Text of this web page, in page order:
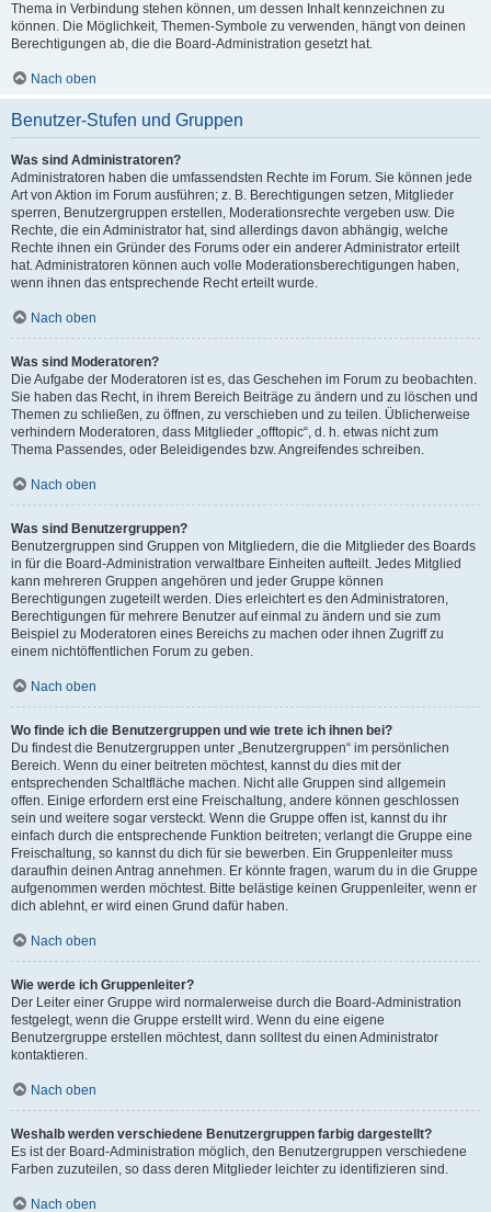
Thema in Verbindung stehen können, um dessen Inhalt kennzeichnen zu
können. Die Möglichkeit, Themen-Symbole zu verwenden, hängt von deinen
Berechtigungen ab, die die Board-Administration gesetzt hat.
Nach oben
Benutzer-Stufen und Gruppen
Was sind Administratoren?
Administratoren haben die umfassendsten Rechte im Forum. Sie können jede
Art von Aktion im Forum ausführen; z. B. Berechtigungen setzen, Mitglieder
sperren, Benutzergruppen erstellen, Moderationsrechte vergeben usw. Die
Rechte, die ein Administrator hat, sind allerdings davon abhängig, welche
Rechte ihnen ein Gründer des Forums oder ein anderer Administrator erteilt
hat. Administratoren können auch volle Moderationsberechtigungen haben,
wenn ihnen das entsprechende Recht erteilt wurde.
Nach oben
Was sind Moderatoren?
Die Aufgabe der Moderatoren ist es, das Geschehen im Forum zu beobachten.
Sie haben das Recht, in ihrem Bereich Beiträge zu ändern und zu löschen und
Themen zu schließen, zu öffnen, zu verschieben und zu teilen. Üblicherweise
verhindern Moderatoren, dass Mitglieder „offtopic“, d. h. etwas nicht zum
Thema Passendes, oder Beleidigendes bzw. Angreifendes schreiben.
Nach oben
Was sind Benutzergruppen?
Benutzergruppen sind Gruppen von Mitgliedern, die die Mitglieder des Boards
in für die Board-Administration verwaltbare Einheiten aufteilt. Jedes Mitglied
kann mehreren Gruppen angehören und jeder Gruppe können
Berechtigungen zugeteilt werden. Dies erleichtert es den Administratoren,
Berechtigungen für mehrere Benutzer auf einmal zu ändern und sie zum
Beispiel zu Moderatoren eines Bereichs zu machen oder ihnen Zugriff zu
einem nichtöffentlichen Forum zu geben.
Nach oben
Wo finde ich die Benutzergruppen und wie trete ich ihnen bei?
Du findest die Benutzergruppen unter „Benutzergruppen“ im persönlichen
Bereich. Wenn du einer beitreten möchtest, kannst du dies mit der
entsprechenden Schaltfläche machen. Nicht alle Gruppen sind allgemein
offen. Einige erfordern erst eine Freischaltung, andere können geschlossen
sein und weitere sogar versteckt. Wenn die Gruppe offen ist, kannst du ihr
einfach durch die entsprechende Funktion beitreten; verlangt die Gruppe eine
Freischaltung, so kannst du dich für sie bewerben. Ein Gruppenleiter muss
daraufhin deinen Antrag annehmen. Er könnte fragen, warum du in die Gruppe
aufgenommen werden möchtest. Bitte belästige keinen Gruppenleiter, wenn er
dich ablehnt, er wird einen Grund dafür haben.
Nach oben
Wie werde ich Gruppenleiter?
Der Leiter einer Gruppe wird normalerweise durch die Board-Administration
festgelegt, wenn die Gruppe erstellt wird. Wenn du eine eigene
Benutzergruppe erstellen möchtest, dann solltest du einen Administrator
kontaktieren.
Nach oben
Weshalb werden verschiedene Benutzergruppen farbig dargestellt?
Es ist der Board-Administration möglich, den Benutzergruppen verschiedene
Farben zuzuteilen, so dass deren Mitglieder leichter zu identifizieren sind.
Nach oben